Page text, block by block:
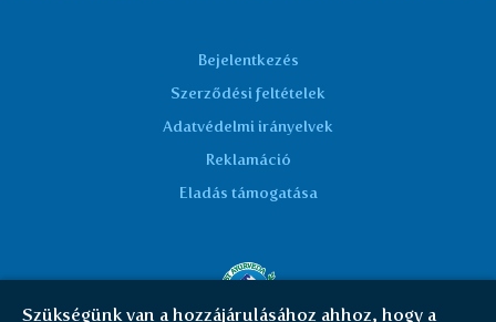
Bejelentkezés
Szerződési feltételek
Adatvédelmi irányelvek
Reklamáció
Eladás támogatása
Szükségünk van a hozzájárulásához ahhoz, hogy a